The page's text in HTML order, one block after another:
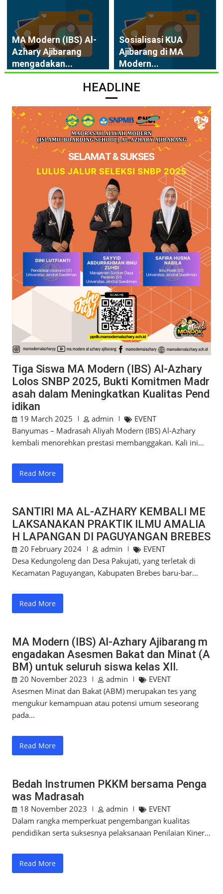
MA Modern (IBS) Al-
Azhary Ajibarang
mengadakan...
Sosialisasi KUA
Ajibarang di MA
Modern...
HEADLINE
Tiga Siswa MA Modern (IBS) Al-Azhary
Lolos SNBP 2025, Bukti Komitmen Madr
asah dalam Meningkatkan Kualitas Pend
idikan
19 March 2025 admin
EVENT
Banyumas – Madrasah Aliyah Modern (IBS) Al-Azhary
kembali menorehkan prestasi membanggakan. Kali ini…
Read More
SANTIRI MA AL-AZHARY KEMBALI ME
LAKSANAKAN PRAKTIK ILMU AMALIA
H LAPANGAN DI PAGUYANGAN BREBES
20 February 2024 admin
EVENT
Desa Kedungoleng dan Desa Pakujati, yang terletak di
Kecamatan Paguyangan, Kabupaten Brebes baru-bar…
Read More
MA Modern (IBS) Al-Azhary Ajibarang m
engadakan Asesmen Bakat dan Minat (A
BM) untuk seluruh siswa kelas XII.
20 November 2023 admin
EVENT
Asesmen Minat dan Bakat (ABM) merupakan tes yang
mengukur kemampuan atau potensi umum seseorang
pada…
Read More
Bedah Instrumen PKKM bersama Penga
was Madrasah
18 November 2023 admin
EVENT
Dalam rangka memperkuat pengembangan kualitas
pendidikan serta suksesnya pelaksanaan Penilaian Kiner…
Read More